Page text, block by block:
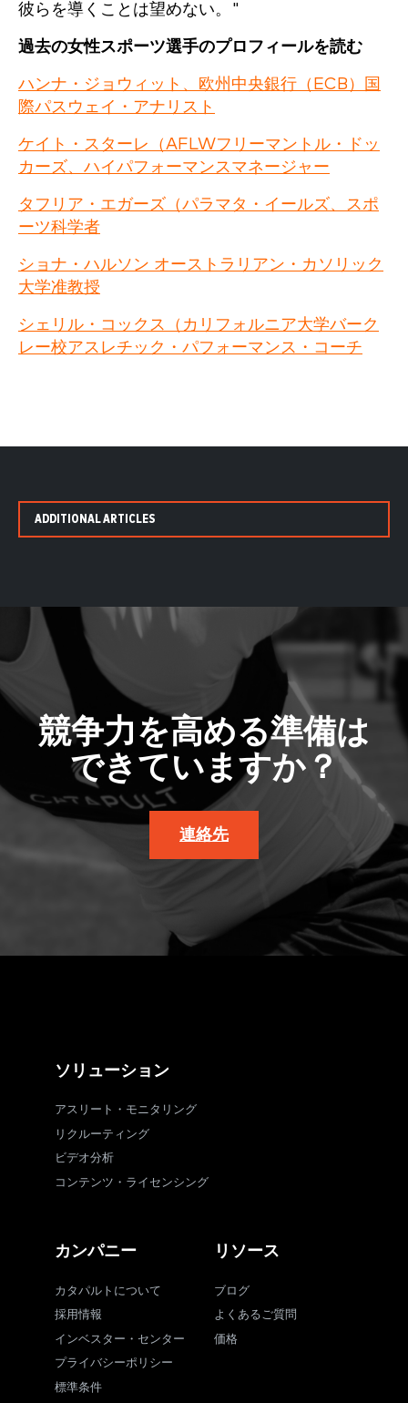
彼らを導くことは望めない。"
過去の女性スポーツ選手のプロフィールを読む
ハンナ・ジョウィット、欧州中央銀行（ECB）国
際パスウェイ・アナリスト
ケイト・スターレ（AFLWフリーマントル・ドッ
カーズ、ハイパフォーマンスマネージャー
タフリア・エガーズ（パラマタ・イールズ、スポ
ーツ科学者
ショナ・ハルソン オーストラリアン・カソリック
大学准教授
シェリル・コックス（カリフォルニア大学バーク
レー校アスレチック・パフォーマンス・コーチ
ADDITIONAL ARTICLES
競争力を高める準備は
できていますか？
連絡先
ソリューション
アスリート・モニタリング
リクルーティング
ビデオ分析
コンテンツ・ライセンシング
カンパニー
カタパルトについて
採用情報
インベスター・センター
プライバシーポリシー
標準条件
リソース
ブログ
よくあるご質問
価格